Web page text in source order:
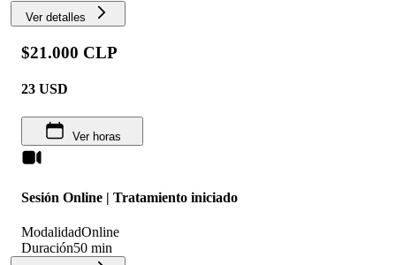
Ver detalles
$21.000 CLP
23 USD
Ver horas
Sesión Online | Tratamiento iniciado
ModalidadOnline
Duración50 min